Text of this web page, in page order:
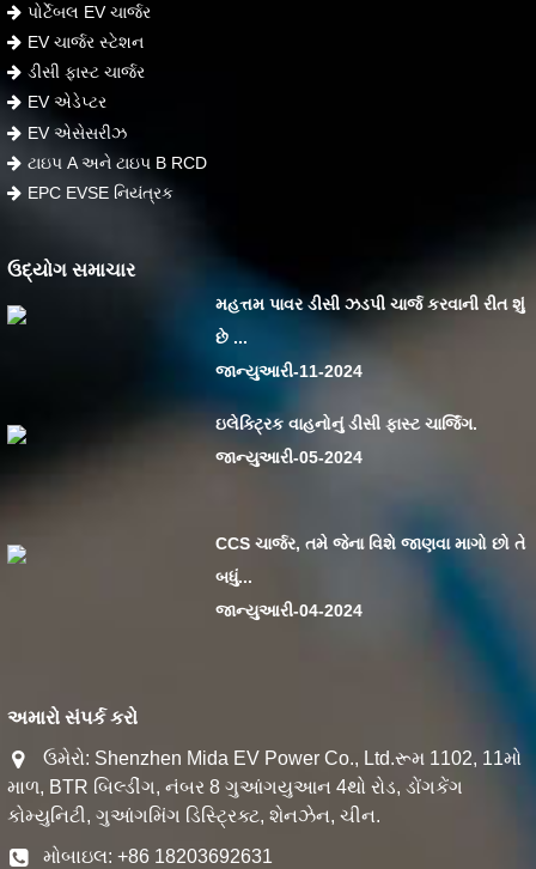
પોર્ટેબલ EV ચાર્જર
EV ચાર્જર સ્ટેશન
ડીસી ફાસ્ટ ચાર્જર
EV એડેપ્ટર
EV એસેસરીઝ
ટાઇપ A અને ટાઇપ B RCD
EPC EVSE નિયંત્રક
ઉદ્યોગ સમાચાર
મહત્તમ પાવર ડીસી ઝડપી ચાર્જ કરવાની રીત શું
છે ...
જાન્યુઆરી-11-2024
ઇલેક્ટ્રિક વાહનોનું ડીસી ફાસ્ટ ચાર્જિંગ.
જાન્યુઆરી-05-2024
CCS ચાર્જર, તમે જેના વિશે જાણવા માગો છો તે
બધું...
જાન્યુઆરી-04-2024
અમારો સંપર્ક કરો
ઉમેરો: Shenzhen Mida EV Power Co., Ltd.રૂમ 1102, 11મો
માળ, BTR બિલ્ડીંગ, નંબર 8 ગુઆંગયુઆન 4થો રોડ, ડોંગકેંગ
કોમ્યુનિટી, ગુઆંગમિંગ ડિસ્ટ્રિક્ટ, શેનઝેન, ચીન.
મોબાઇલ: +86 18203692631